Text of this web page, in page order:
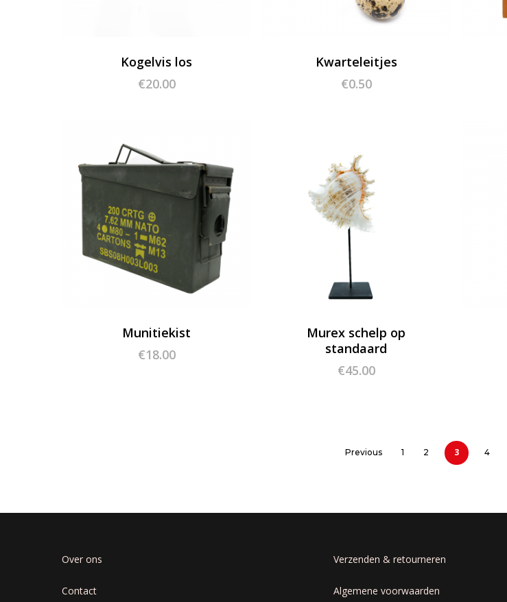
Kogelvis los
€20.00
Kwarteleitjes
€0.50
Munitiekist
€18.00
Murex schelp op
standaard
€45.00
Previous 1 2 3 4
Over ons
Contact
Verzenden & retourneren
Algemene voorwaarden